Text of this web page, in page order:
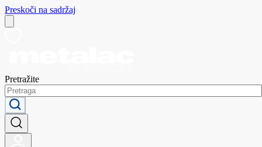
Preskoči na sadržaj
Pretražite